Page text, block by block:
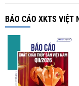
BÁO CÁO XKTS VIỆT